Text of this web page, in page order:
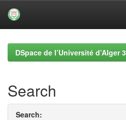
navigationDSpace de l’Université d’Alger 3
Search
Search: